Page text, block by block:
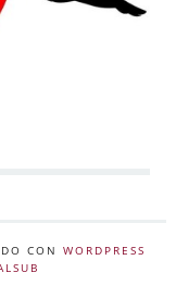
CON WORDPRESS